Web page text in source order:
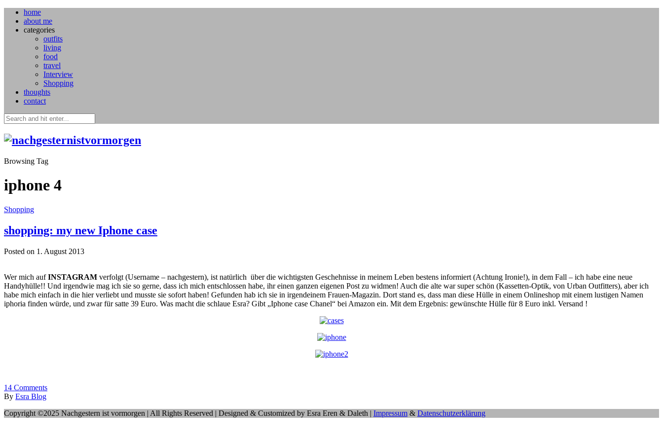
home
about me
categories
outfits
living
food
travel
Interview
Shopping
thoughts
contact
Browsing Tag
iphone 4
Shopping
shopping: my new Iphone case
Posted on 1. August 2013
Wer mich aufINSTAGRAM verfolgt (Username – nachgestern), ist natürlich über die wichtigsten Geschehnisse in meinem Leben bestens informiert (Achtung Ironie!), in dem Fall – ich habe eine neue
Handyhülle!! Und irgendwie mag ich sie so gerne, dass ich mich entschlossen habe, ihr einen ganzen eigenen Post zu widmen! Auch die alte war super schön (Kassetten-Optik, von Urban Outfitters), aber ich
habe mich einfach in die hier verliebt und musste sie sofort haben! Gefunden hab ich sie in irgendeinem Frauen-Magazin. Dort stand es, dass man diese Hülle in einem Onlineshop mit einem lustigen Namen
iphoria finden würde, und zwar für satte 39 Euro. Was macht die schlaue Esra? Gibt „Iphone case Chanel“ bei Amazon ein. Mit dem Ergebnis: gewünschte Hülle für 8 Euro inkl. Versand !
14 Comments
By Esra Blog
Copyright ©2025 Nachgestern ist vormorgen | All Rights Reserved | Designed & Customized by Esra Eren & Daleth | Impressum & Datenschutzerklärung